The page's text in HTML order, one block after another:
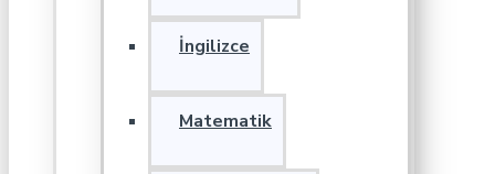
İngilizce
Matematik